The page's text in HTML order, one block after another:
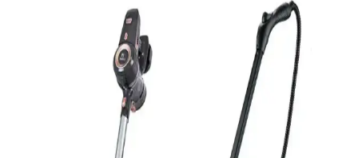
kullanışlı ve dayanıklı bir elektrikli süpürgedir.
Arnica ET14341 Tesla Premium Ergo Elektrikli
Süpürge İncelemesi ve Kullanıcı Yorumları
Arnica ET14341 Tesla Premium Ergo, güçlü motoru, sessiz
çalışması ve pratik özellikleriyle öne çıkan yüksek performanslı
elektrikli süpürgedir. Kullanıcı dostu tasarımı ve filtreleme
özellikleriyle temizlikte güven sağlar.